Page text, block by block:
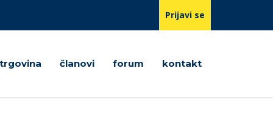
Prijavi se
trgovina članovi forum kontakt